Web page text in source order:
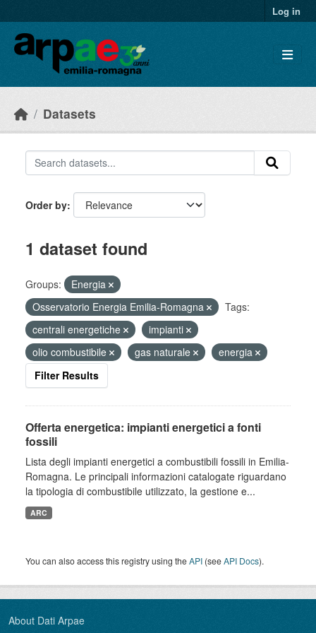
Log in
Datasets
Order by
1 dataset found
Groups:
Energia
Osservatorio Energia Emilia-Romagna
Tags:
centrali energetiche
impianti
olio combustibile
gas naturale
energia
Filter Results
Offerta energetica: impianti energetici a fonti
fossili
Lista degli impianti energetici a combustibili fossili in Emilia-
Romagna. Le principali informazioni catalogate riguardano
la tipologia di combustibile utilizzato, la gestione e...
ARC
You can also access this registry using theAPI (seeAPI Docs).
About Dati Arpae